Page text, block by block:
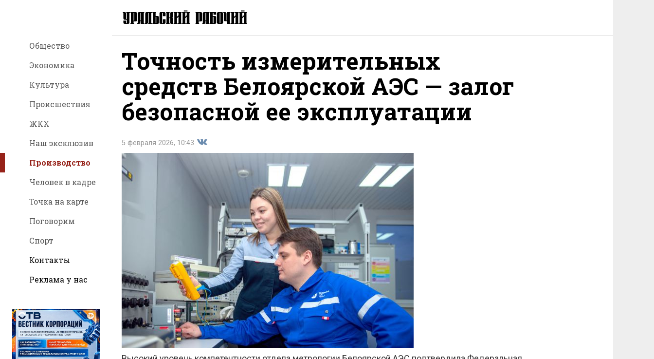
Общество
Экономика
Культура
Происшествия
ЖКХ
Наш эксклюзив
Производство
Человек в кадре
Точка на карте
Поговорим
Спорт
Контакты
Реклама у нас
Точность измерительных
средств Белоярской АЭС — залог
безопасной ее эксплуатации
5 февраля 2026, 10:43
Поделиться
во
Вконтакте